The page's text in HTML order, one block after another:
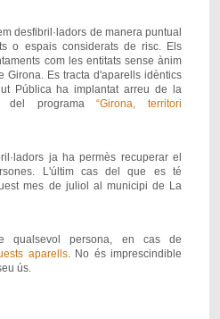
desfibril·ladors de manera puntual
o espais considerats de risc. Els
com les entitats sense ànim
Girona. Es tracta d'aparells idèntics
Pública ha implantat arreu de la
del programa“Girona, territori
ja ha permès recuperar el
L'últim cas del que es té
mes de juliol al municipi de La
qualsevol persona, en cas de
aparells. No és imprescindible
ús.